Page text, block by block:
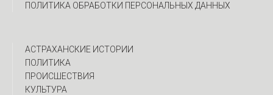
ПОЛИТИКА ОБРАБОТКИ ПЕРСОНАЛЬНЫХ ДАННЫХ
АСТРАХАНСКИЕ ИСТОРИИ
ПОЛИТИКА
ПРОИСШЕСТВИЯ
КУЛЬТУРА